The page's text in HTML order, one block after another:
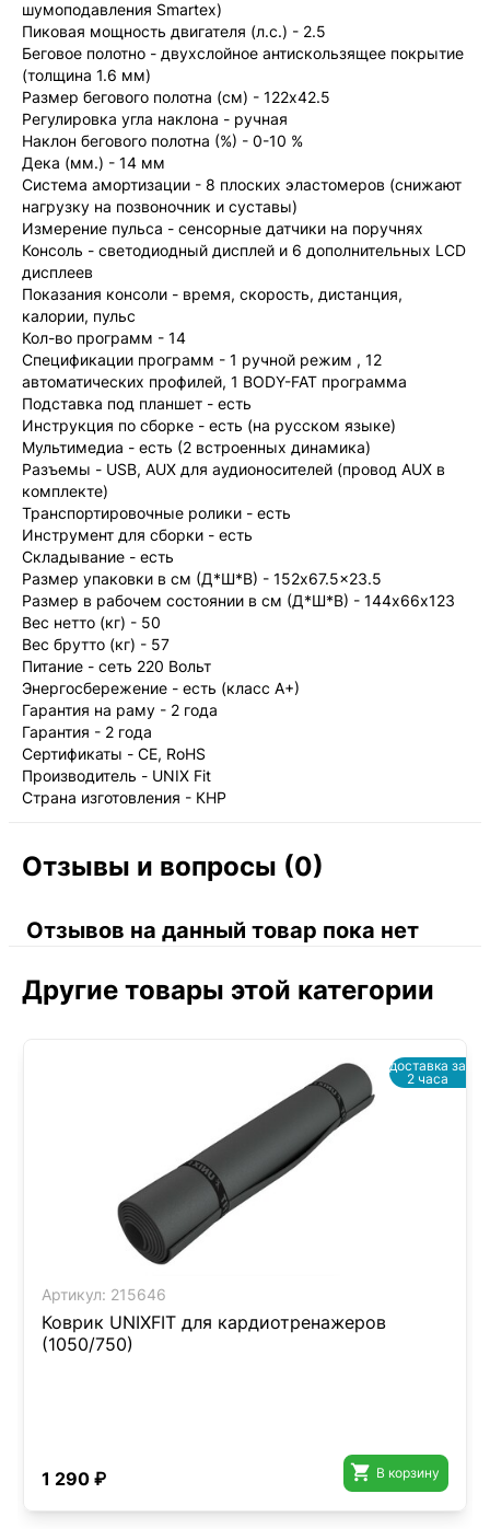
шумоподавления Smartex)
Пиковая мощность двигателя (л.с.) - 2.5
Беговое полотно - двухслойное антискользящее покрытие
(толщина 1.6 мм)
Размер бегового полотна (см) - 122x42.5
Регулировка угла наклона - ручная
Наклон бегового полотна (%) - 0-10 %
Дека (мм.) - 14 мм
Система амортизации - 8 плоских эластомеров (снижают
нагрузку на позвоночник и суставы)
Измерение пульса - сенсорные датчики на поручнях
Консоль - светодиодный дисплей и 6 дополнительных LCD
дисплеев
Показания консоли - время, скорость, дистанция,
калории, пульс
Кол-во программ - 14
Спецификации программ - 1 ручной режим , 12
автоматических профилей, 1 BODY-FAT программа
Подставка под планшет - есть
Инструкция по сборке - есть (на русском языке)
Мультимедиа - есть (2 встроенных динамика)
Разъемы - USB, AUX для аудионосителей (провод AUX в
комплекте)
Транспортировочные ролики - есть
Инструмент для сборки - есть
Складывание - есть
Размер упаковки в см (Д*Ш*В) - 152x67.5x23.5
Размер в рабочем состоянии в см (Д*Ш*В) - 144х66x123
Вес нетто (кг) - 50
Вес брутто (кг) - 57
Питание - сеть 220 Вольт
Энергосбережение - есть (класс А+)
Гарантия на раму - 2 года
Гарантия - 2 года
Сертификаты - CE, RoHS
Производитель - UNIX Fit
Страна изготовления - КНР
Отзывы и вопросы (0)
Отзывов на данный товар пока нет
Другие товары этой категории
Артикул: 215646
Коврик UNIXFIT для кардиотренажеров
(1050/750)
1 290 ₽  В корзину
доставка за
2 часа